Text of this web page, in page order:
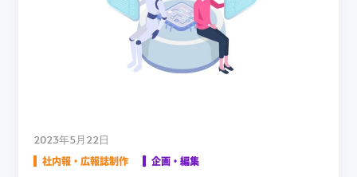
2023年5月22日
社内報・広報誌制作 企画・編集